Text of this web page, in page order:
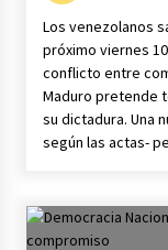
Los venezolanos
próximo viernes
conflicto entre
Maduro pretende
su dictadura. Una
según las actas-